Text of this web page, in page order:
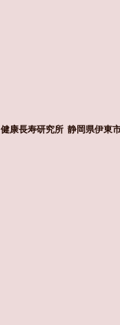
健康長寿研究所 静岡県伊東